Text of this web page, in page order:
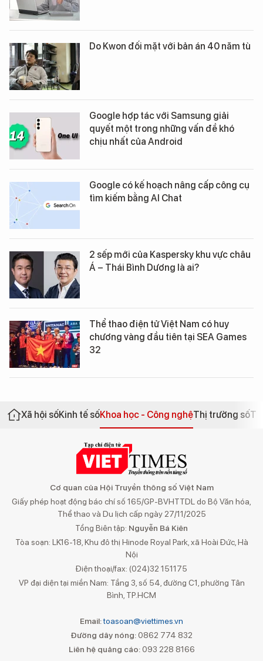
Do Kwon đối mặt với bản án 40 năm tù
Google hợp tác với Samsung giải
quyết một trong những vấn đề khó
chịu nhất của Android
Google có kế hoạch nâng cấp công cụ
tìm kiếm bằng AI Chat
2 sếp mới của Kaspersky khu vực châu
Á – Thái Bình Dương là ai?
Thể thao điện tử Việt Nam có huy
chương vàng đầu tiên tại SEA Games
32
Xã hội sốKinh tế sốKhoa học - Công nghệThị trường số
Cơ quan của Hội Truyền thông số Việt Nam
Giấy phép hoạt động báo chí số 165/GP-BVHTTDL do Bộ Văn hóa,
Thể thao và Du lịch cấp ngày 27/11/2025
Tổng Biên tập: Nguyễn Bá Kiên
Tòa soạn: LK16-18, Khu đô thị Hinode Royal Park, xã Hoài Đức, Hà
Nội
Điện thoại/fax: (024)32 151175
VP đại diện tại miền Nam: Tầng 3, số 54, đường C1, phường Tân
Bình, TP.HCM
Email:toasoan@viettimes.vn
Đường dây nóng: 0862 774 832
Liên hệ quảng cáo:093 228 8166